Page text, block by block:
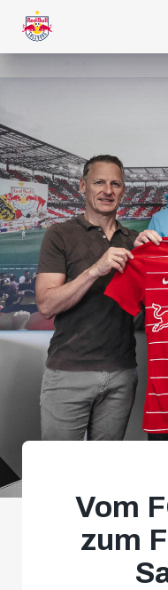
1:22:26
Vom
zum